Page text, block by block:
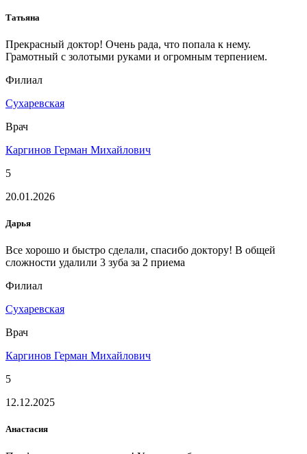
Татьяна
Прекрасный доктор! Очень рада, что попала к нему.
Грамотный с золотыми руками и огромным терпением.
Филиал
Сухаревская
Врач
Каргинов Герман Михайлович
5
20.01.2026
Дарья
Все хорошо и быстро сделали, спасибо доктору! В общей
сложности удалили 3 зуба за 2 приема
Филиал
Сухаревская
Врач
Каргинов Герман Михайлович
5
12.12.2025
Анастасия